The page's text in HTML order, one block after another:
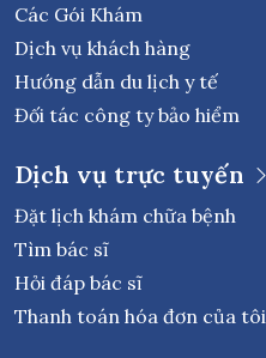
Các Gói Khám
Dịch vụ khách hàng
Hướng dẫn du lịch y tế
Đối tác công ty bảo hiểm
Dịch vụ trực tuyến
Đặt lịch khám chữa bệnh
Tìm bác sĩ
Hỏi đáp bác sĩ
Thanh toán hóa đơn của tôi